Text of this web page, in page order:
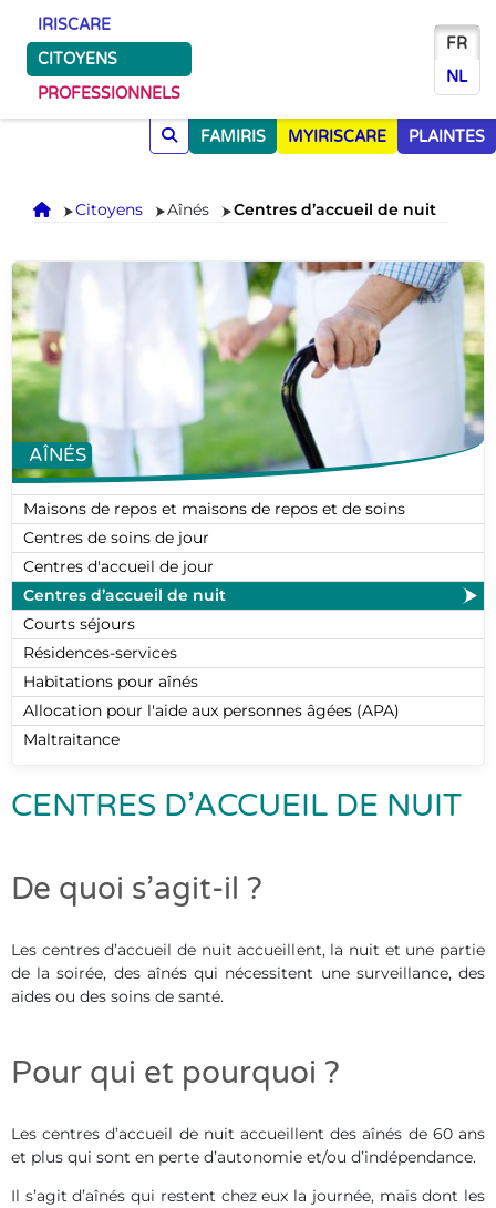
IRISCARE
CITOYENS
PROFESSIONNELS
FR
NL
FAMIRIS MYIRISCARE PLAINTES
Accueil
Citoyens Aînés Centres d’accueil de nuit
AÎNÉS
Maisons de repos et maisons de repos et de soins
Centres de soins de jour
Centres d'accueil de jour
Centres d’accueil de nuit
Courts séjours
Résidences-services
Habitations pour aînés
Allocation pour l'aide aux personnes âgées (APA)
Maltraitance
CENTRES D’ACCUEIL DE NUIT
De quoi s’agit-il ?
Les centres d’accueil de nuit accueillent, la nuit et une partie
de la soirée, des aînés qui nécessitent une surveillance, des
aides ou des soins de santé.
Pour qui et pourquoi ?
Les centres d’accueil de nuit accueillent des aînés de 60 ans
et plus qui sont en perte d’autonomie et/ou d’indépendance.
Il s’agit d’aînés qui restent chez eux la journée, mais dont les